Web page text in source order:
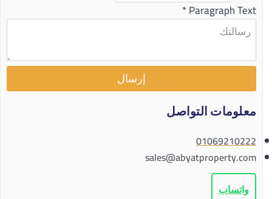
Paragraph Text
*
إرسال
معلومات التواصل
01069210222
sales@abyatproperty.com
واتساب